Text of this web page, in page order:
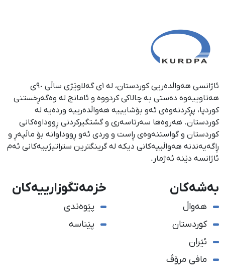
ئاژانسی هەواڵدەریی کوردستان، لە ١ی گەلاوێژی ساڵی ٩٠ی
هەتاوییەوە دەستی بە چالاکی کردووە و ئامانج لە وەگەڕخستنی
كوردپا، پڕكردنەوەی ئەو بۆشایییە هەواڵدەرییە وردەیە لە
كوردستان. هەروەها سەرتاسەری و گشتگیركردنی ڕووداوەكانی
كوردستان و گواستنەوەی ڕاست و وردی ئەو ڕووداوانە بۆ ماڵپەڕ و
ڕاگەیەندنە هەواڵییەكانی دیكە لە گرینگترین ستراتیژییەكانی ئەم
ئاژانسە دێنە ئەژمار.
بەشەکان
هەواڵ
کوردستان
ئێران
مافی مرۆڤ
خزمەتگوزارییەکان
پێوەندی
پێناسە